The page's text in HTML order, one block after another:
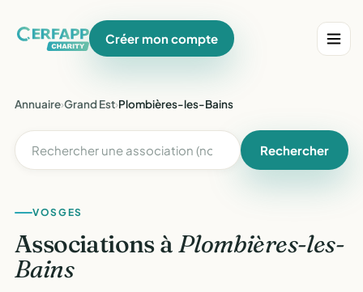
Créer mon compte
Annuaire›Grand Est›Plombières-les-Bains
Rechercher
VOSGES
Associations àPlombières-les-
Bains